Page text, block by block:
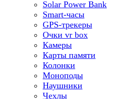
Solar Power Bank
Smart-часы
GPS-трекеры
Очки vr box
Камеры
Карты памяти
Колонки
Моноподы
Наушники
Чехлы